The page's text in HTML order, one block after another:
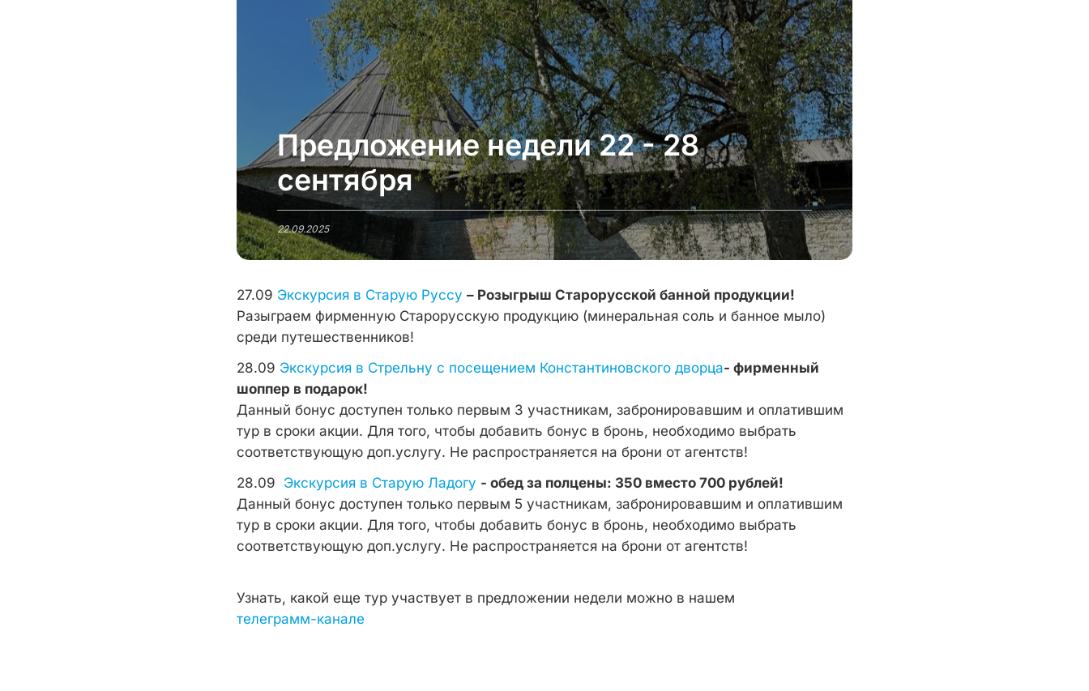
Предложение недели 22 - 28
сентября
22.09.2025
27.09 Экскурсия в Старую Руссу – Розыгрыш Старорусской банной продукции!
Разыграем фирменную Старорусскую продукцию (минеральная соль и банное мыло)
среди путешественников!
28.09 Экскурсия в Стрельну с посещением Константиновского дворца- фирменный
шоппер в подарок!
Данный бонус доступен только первым 3 участникам, забронировавшим и оплатившим
тур в сроки акции. Для того, чтобы добавить бонус в бронь, необходимо выбрать
соответствующую доп.услугу. Не распространяется на брони от агентств!
28.09 Экскурсия в Старую Ладогу - обед за полцены: 350 вместо 700 рублей!
Данный бонус доступен только первым 5 участникам, забронировавшим и оплатившим
тур в сроки акции. Для того, чтобы добавить бонус в бронь, необходимо выбрать
соответствующую доп.услугу. Не распространяется на брони от агентств!
Узнать, какой еще тур участвует в предложении недели можно в нашем
телеграмм-канале